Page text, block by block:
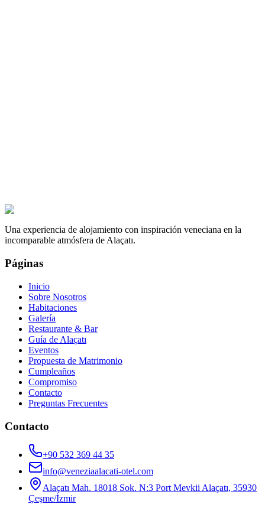
Una experiencia de alojamiento con inspiración veneciana en la
incomparable atmósfera de Alaçatı.
Páginas
Inicio
Sobre Nosotros
Habitaciones
Galería
Restaurante & Bar
Guía de Alaçatı
Eventos
Propuesta de Matrimonio
Cumpleaños
Compromiso
Contacto
Preguntas Frecuentes
Contacto
+90 532 369 44 35
info@veneziaalacati-otel.com
Alaçatı Mah. 18018 Sok. N:3 Port Mevkii Alaçatı, 35930
Çeşme/İzmir